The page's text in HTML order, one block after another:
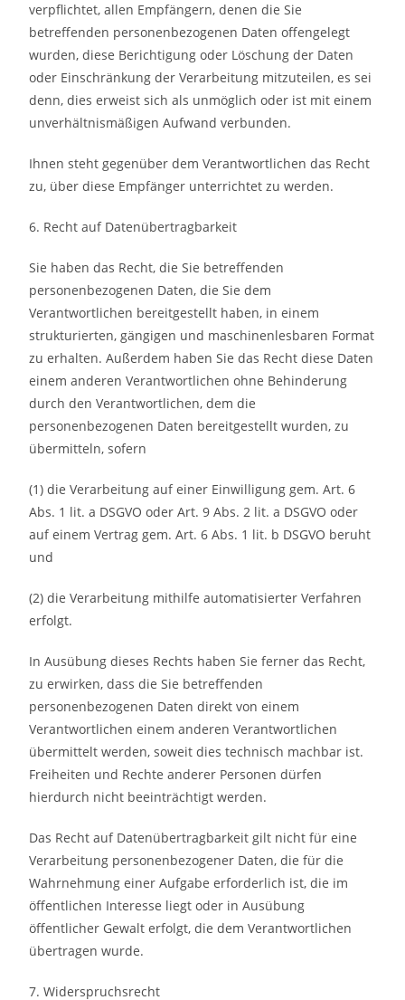
verpflichtet, allen Empfängern, denen die Sie
betreffenden personenbezogenen Daten offengelegt
wurden, diese Berichtigung oder Löschung der Daten
oder Einschränkung der Verarbeitung mitzuteilen, es sei
denn, dies erweist sich als unmöglich oder ist mit einem
unverhältnismäßigen Aufwand verbunden.
Ihnen steht gegenüber dem Verantwortlichen das Recht
zu, über diese Empfänger unterrichtet zu werden.
6. Recht auf Datenübertragbarkeit
Sie haben das Recht, die Sie betreffenden
personenbezogenen Daten, die Sie dem
Verantwortlichen bereitgestellt haben, in einem
strukturierten, gängigen und maschinenlesbaren Format
zu erhalten. Außerdem haben Sie das Recht diese Daten
einem anderen Verantwortlichen ohne Behinderung
durch den Verantwortlichen, dem die
personenbezogenen Daten bereitgestellt wurden, zu
übermitteln, sofern
(1) die Verarbeitung auf einer Einwilligung gem. Art. 6
Abs. 1 lit. a DSGVO oder Art. 9 Abs. 2 lit. a DSGVO oder
auf einem Vertrag gem. Art. 6 Abs. 1 lit. b DSGVO beruht
und
(2) die Verarbeitung mithilfe automatisierter Verfahren
erfolgt.
In Ausübung dieses Rechts haben Sie ferner das Recht,
zu erwirken, dass die Sie betreffenden
personenbezogenen Daten direkt von einem
Verantwortlichen einem anderen Verantwortlichen
übermittelt werden, soweit dies technisch machbar ist.
Freiheiten und Rechte anderer Personen dürfen
hierdurch nicht beeinträchtigt werden.
Das Recht auf Datenübertragbarkeit gilt nicht für eine
Verarbeitung personenbezogener Daten, die für die
Wahrnehmung einer Aufgabe erforderlich ist, die im
öffentlichen Interesse liegt oder in Ausübung
öffentlicher Gewalt erfolgt, die dem Verantwortlichen
übertragen wurde.
7. Widerspruchsrecht